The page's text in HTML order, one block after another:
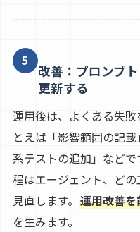
5
改善：プロンプ
更新する
運用後は、よくある失
とえば「影響範囲の記
系テストの追加」など
程はエージェント、ど
見直します。 運用改善
を生みます。